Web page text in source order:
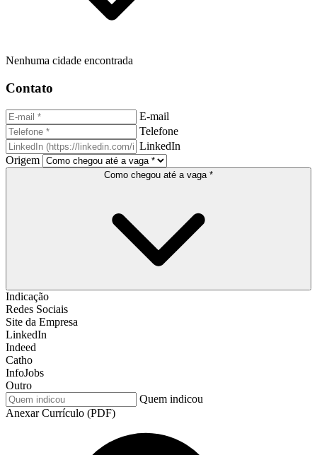
Nenhuma cidade encontrada
Contato
E-mail
Telefone
LinkedIn
Origem
Como chegou até a vaga *
Indicação
Redes Sociais
Site da Empresa
LinkedIn
Indeed
Catho
InfoJobs
Outro
Quem indicou
Anexar Currículo (PDF)